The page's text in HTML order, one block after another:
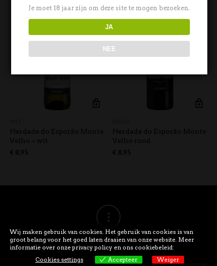
Herdade do Esporão Monte
Velho – wit
€ 8,95
Herdade do Esporão Monte
Velho rood
€ 8,95
Wij maken gebruik van cookies. Het gebruik van cookies is van
groot belang voor het goed laten draaien van onze website. Meer
informatie over onze privacy policy en ons cookiebeleid:
Cookies settings
Accepteer Weiger
Je moet 18 jaar zijn om deze site te mogen bezoeken.
JA
NEE